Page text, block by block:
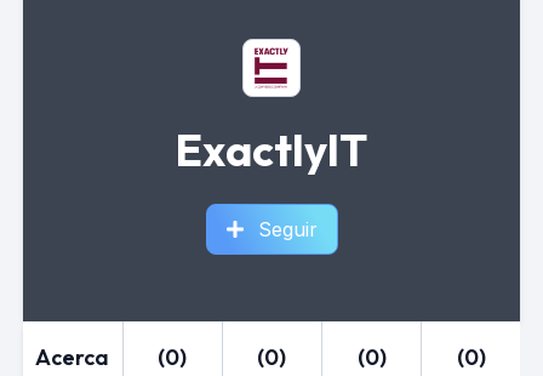
ExactlyIT
Seguir
Acerca
(0)
(0)
(0)
(0)